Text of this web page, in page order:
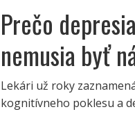
Prečo
nemusia byť
Lekári už roky
kognitívneho poklesu a